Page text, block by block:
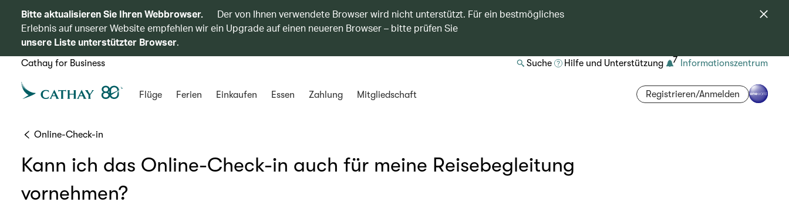
Bitte aktualisieren Sie Ihren Webbrowser.
Der von Ihnen verwendete Browser wird nicht unterstützt. Für ein bestmögliches
Erlebnis auf unserer Website empfehlen wir ein Upgrade auf einen neueren Browser – bitte prüfen Sie
unsere Liste unterstützter Browser.
Cathay for Business Suche Hilfe und Unterstützung 7 Informationszentrum
Flüge Ferien Einkaufen Essen Zahlung Mitgliedschaft Registrieren/Anmelden
Online-Check-in
Kann ich das Online-Check-in auch für meine Reisebegleitung
vornehmen?